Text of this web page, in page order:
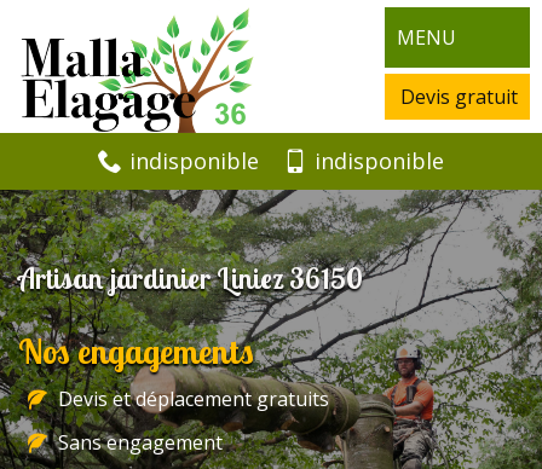
MENU
Devis gratuit
indisponible indisponible
Artisan jardinier Liniez 36150
Nos engagements
Devis et déplacement gratuits
Sans engagement